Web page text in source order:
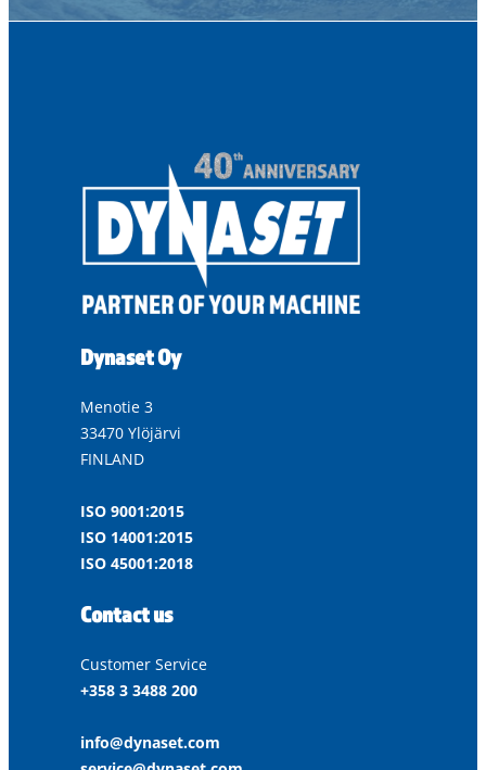
Dynaset Oy
Menotie 3
33470 Ylöjärvi
FINLAND
ISO 9001:2015
ISO 14001:2015
ISO 45001:2018
Contact us
Customer Service
+358 3 3488 200
info@dynaset.com